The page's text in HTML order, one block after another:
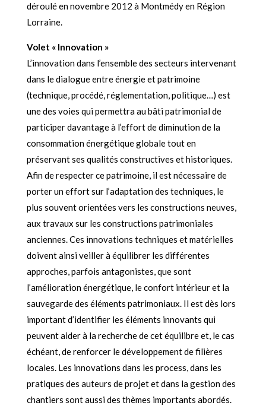
déroulé en novembre 2012 à Montmédy en Région
Lorraine.
Volet « Innovation »
L’innovation dans l’ensemble des secteurs intervenant
dans le dialogue entre énergie et patrimoine
(technique, procédé, réglementation, politique…) est
une des voies qui permettra au bâti patrimonial de
participer davantage à l’effort de diminution de la
consommation énergétique globale tout en
préservant ses qualités constructives et historiques.
Afin de respecter ce patrimoine, il est nécessaire de
porter un effort sur l’adaptation des techniques, le
plus souvent orientées vers les constructions neuves,
aux travaux sur les constructions patrimoniales
anciennes. Ces innovations techniques et matérielles
doivent ainsi veiller à équilibrer les différentes
approches, parfois antagonistes, que sont
l’amélioration énergétique, le confort intérieur et la
sauvegarde des éléments patrimoniaux. Il est dès lors
important d’identifier les éléments innovants qui
peuvent aider à la recherche de cet équilibre et, le cas
échéant, de renforcer le développement de filières
locales. Les innovations dans les process, dans les
pratiques des auteurs de projet et dans la gestion des
chantiers sont aussi des thèmes importants abordés.